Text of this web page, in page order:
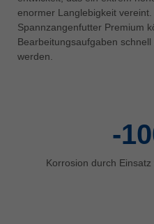
ประเทศ
ไทย
enormer Langlebigkeit
Spannzangenfutter Premium
Bearbeitungsaufgaben
werden.
-
Korrosion durch